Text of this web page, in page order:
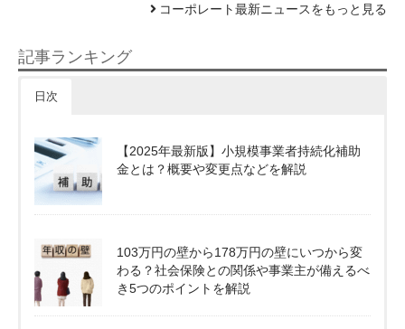
コーポレート最新ニュースをもっと見る
記事ランキング
日次
【2025年最新版】小規模事業者持続化補助
金とは？概要や変更点などを解説
103万円の壁から178万円の壁にいつから変
わる？社会保険との関係や事業主が備えるべ
き5つのポイントを解説